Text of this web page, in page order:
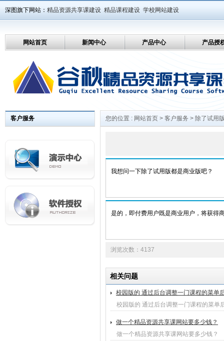
深图旗下网站： 精品资源共享课建设 精品课程建设 学校网站建设
网站首页 新闻中心 产品中心 产品授
客户服务 您的位置 : 网站首页 > 客户服务 > 除了试用
我想问一下除了试用版都是商业版吧？
是的，即付费用户既是商业用户，将获得
浏览次数：4137
相关问题
校园版的 通过后台调整一门课程的菜单
校园版的 通过后台调整一门课程的菜单
做一个精品资源共享课网站要多少钱？
做一个精品资源共享课网站要多少钱？